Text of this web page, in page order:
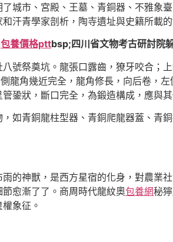
、宮殿、王墓、青銅器、不雅象臺
汗青學家剖析，陶寺遺址與史籍所載的
包養價格pttbsp;四川省文物考古研討院
祭奠坑。龍張口露齒，獠牙咬合；
龍角幾近完全，龍角修長，向后卷，
銎狀，斷口完全，為鍛造構成，應與
青銅龍柱型器、青銅爬龍器蓋、青
神獸，是西方星宿的化身，對農業
愈漸了了。商周時代龍紋奧包養網秘
象征。